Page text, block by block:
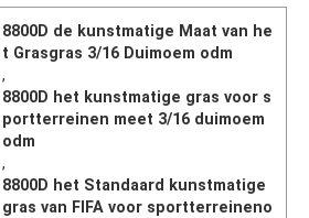
8800D de kunstmatige Maat van he
t Grasgras 3/16 Duimoem odm
,
8800D het kunstmatige gras voor s
portterreinen meet 3/16 duimoem
odm
,
8800D het Standaard kunstmatige
gras van FIFA voor sportterreineno